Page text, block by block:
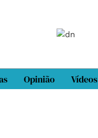
Opinião Vídeos